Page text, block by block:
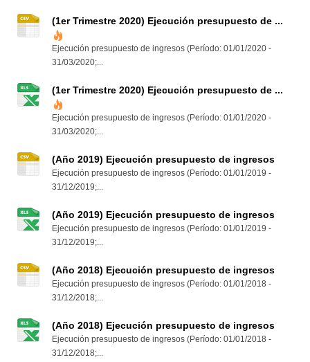
(1er Trimestre 2020) Ejecución presupuesto de ...
Ejecución presupuesto de ingresos (Período: 01/01/2020 -
31/03/2020;...
(1er Trimestre 2020) Ejecución presupuesto de ...
Ejecución presupuesto de ingresos (Período: 01/01/2020 -
31/03/2020;...
(Año 2019) Ejecución presupuesto de ingresos
Ejecución presupuesto de ingresos (Período: 01/01/2019 -
31/12/2019;...
(Año 2019) Ejecución presupuesto de ingresos
Ejecución presupuesto de ingresos (Período: 01/01/2019 -
31/12/2019;...
(Año 2018) Ejecución presupuesto de ingresos
Ejecución presupuesto de ingresos (Período: 01/01/2018 -
31/12/2018;...
(Año 2018) Ejecución presupuesto de ingresos
Ejecución presupuesto de ingresos (Período: 01/01/2018 -
31/12/2018;...